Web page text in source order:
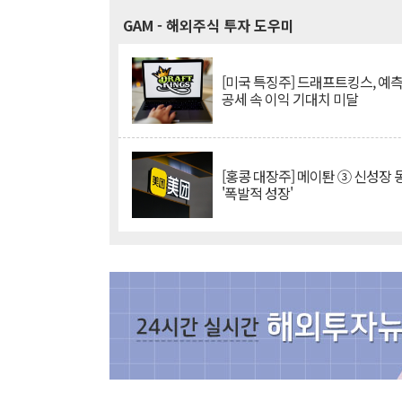
GAM - 해외주식 투자 도우미
[미국 특징주] 드래프트킹스, 예
공세 속 이익 기대치 미달
[홍콩 대장주] 메이퇀 ③ 신성장
'폭발적 성장'